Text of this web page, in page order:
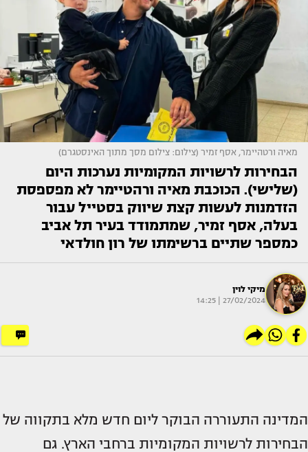
מאיה ורטהיימר, אסף זמיר (צילום: צילום מסך מתוך האינסטגרם)
הבחירות לרשויות המקומיות נערכות היום
(שלישי). הכוכבת מאיה ורהטיימר לא מפספסת
הזדמנות לעשות קצת שיווק בסטייל עבור
בעלה, אסף זמיר, שמתמודד בעיר תל אביב
כמספר שתיים ברשימתו של רון חולדאי
מיקי לוין
27/02/2024 | 14:25
המדינה התעוררה הבוקר ליום חדש מלא בתקווה של
הבחירות לרשויות המקומיות ברחבי הארץ. גם